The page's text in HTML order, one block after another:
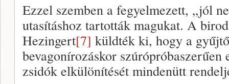
Ezzel szemben a fegyelmezett, „jól
utasításhoz tartották magukat. A
Hezingert[7] küldték ki, hogy a
bevagonírozáskor
zsidók elkülönítését mindenütt